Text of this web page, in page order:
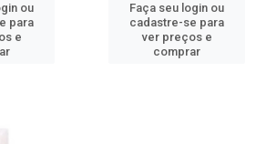
ou
para
e
Faça seu login ou
cadastre-se para
ver preços e
comprar